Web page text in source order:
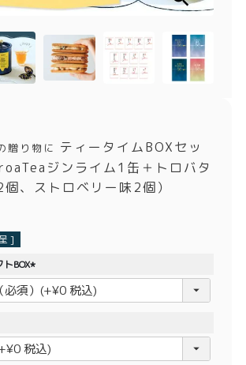
メルマガ会員様限定
ット
読みもの
贈り物に ティータイムBOXセッ
ジンライム1缶＋トロバタ
、ストロベリー味2個）
]
トBOX
(
必